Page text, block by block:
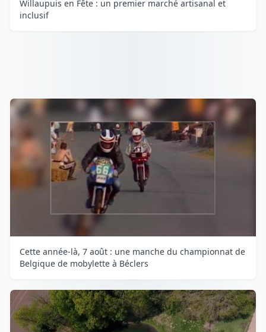
Willaupuis en Fête : un premier marché artisanal et
inclusif
Cette année-là, 7 août : une manche du championnat de
Belgique de mobylette à Béclers